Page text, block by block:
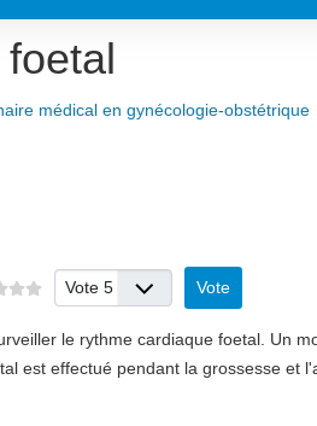
médical en gynécologie-obstétrique
Veuillez voter
le rythme cardiaque foetal. Un
est effectué pendant la grossesse et